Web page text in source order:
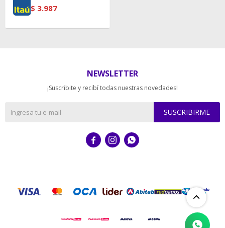
$ 3.987
NEWSLETTER
¡Suscribite y recibí todas nuestras novedades!
SUSCRIBIRME
  